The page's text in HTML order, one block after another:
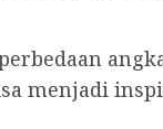
menjadi